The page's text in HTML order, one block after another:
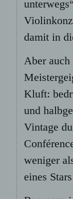
damit in
Aber
Kluft:
und
Vintage
weniger
eines